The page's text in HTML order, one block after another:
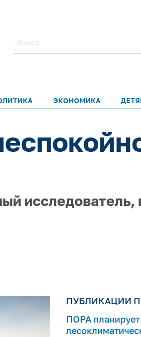
ЭКОНОМИКА
исследователь,
ПУБЛИКАЦИИ
ПОРА планирует